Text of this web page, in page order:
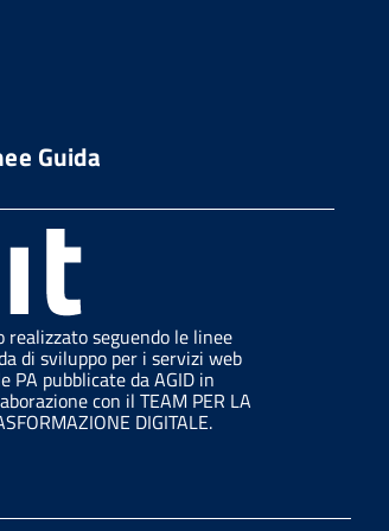
Guida
realizzato seguendo le linee
di sviluppo per i servizi web
PA pubblicate da AGID in
con il TEAM PER LA
DIGITALE.